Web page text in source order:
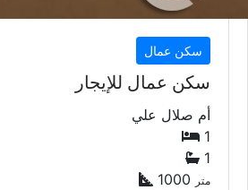
سكن عمال
سكن عمال للإيجار
أم صلال علي
1
1
1000 متر